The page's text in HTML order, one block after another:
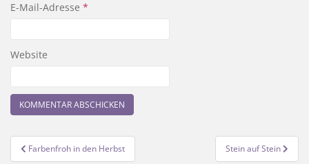
E-Mail-Adresse *
Website
Beitragsnavigation
Farbenfroh in den Herbst Stein auf Stein